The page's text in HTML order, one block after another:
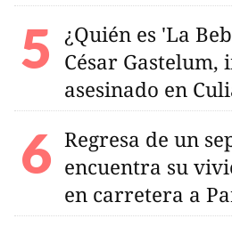
¿Quién es 'La
César Gastelum,
asesinado en
Regresa de un
encuentra su
en carretera a